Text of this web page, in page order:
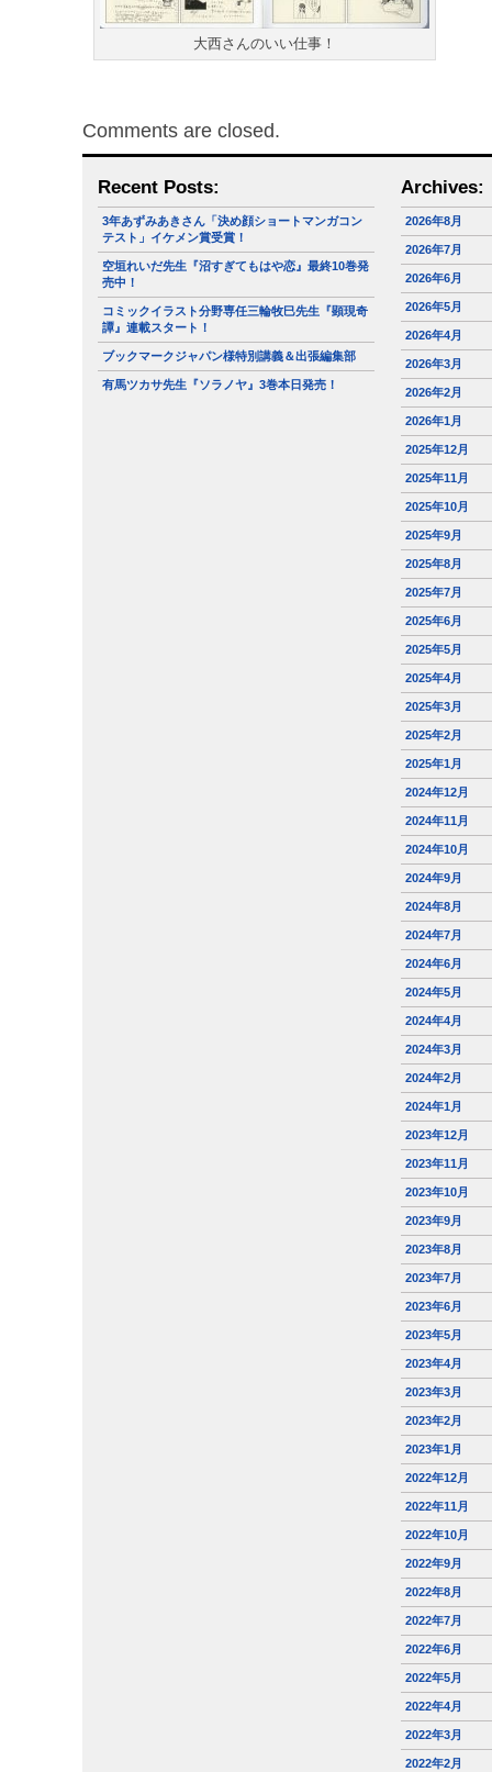
大西さんのいい仕事！
Comments are closed.
Recent Posts:
3年あずみあきさん「決め顔ショートマンガコン
テスト」イケメン賞受賞！
空垣れいだ先生『沼すぎてもはや恋』最終10巻発
売中！
コミックイラスト分野専任三輪牧巳先生『顕現奇
譚』連載スタート！
ブックマークジャパン様特別講義＆出張編集部
有馬ツカサ先生『ソラノヤ』3巻本日発売！
Archives:
2026年8月
2026年7月
2026年6月
2026年5月
2026年4月
2026年3月
2026年2月
2026年1月
2025年12月
2025年11月
2025年10月
2025年9月
2025年8月
2025年7月
2025年6月
2025年5月
2025年4月
2025年3月
2025年2月
2025年1月
2024年12月
2024年11月
2024年10月
2024年9月
2024年8月
2024年7月
2024年6月
2024年5月
2024年4月
2024年3月
2024年2月
2024年1月
2023年12月
2023年11月
2023年10月
2023年9月
2023年8月
2023年7月
2023年6月
2023年5月
2023年4月
2023年3月
2023年2月
2023年1月
2022年12月
2022年11月
2022年10月
2022年9月
2022年8月
2022年7月
2022年6月
2022年5月
2022年4月
2022年3月
2022年2月